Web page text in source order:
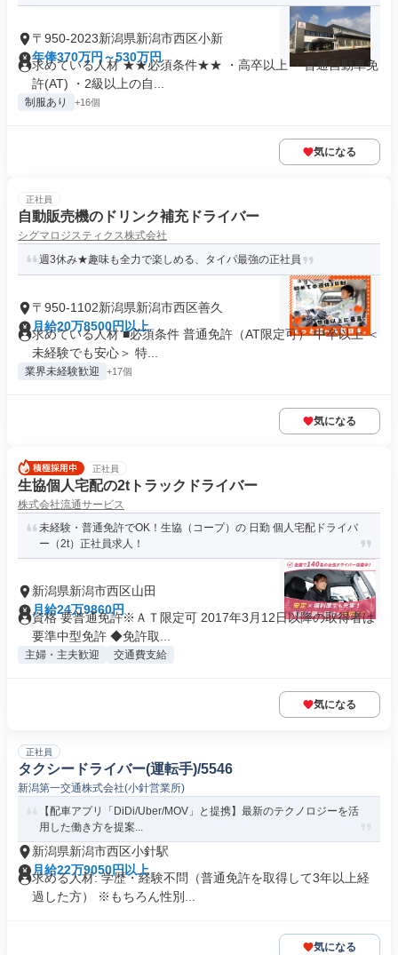
〒950-2023新潟県新潟市西区小新
年俸370万円～530万円
求めている人材 ★★必須条件★★ ・高卒以上 ・普通自動車免
許(AT) ・2級以上の自...
制服あり +16個
気になる
正社員
自動販売機のドリンク補充ドライバー
シグマロジスティクス株式会社
週3休み★趣味も全力で楽しめる、タイパ最強の正社員
〒950-1102新潟県新潟市西区善久
月給20万8500円以上
求めている人材 ■必須条件 普通免許（AT限定可） 中卒以上 ＜
未経験でも安心＞ 特...
業界未経験歓迎 +17個
気になる
正社員
生協個人宅配の2tトラックドライバー
株式会社流通サービス
未経験・普通免許でOK！生協（コープ）の 日勤 個人宅配ドライバ
ー（2t）正社員求人！
新潟県新潟市西区山田
月給24万9860円
資格 要普通免許※ＡＴ限定可 2017年3月12日以降の取得者は
要準中型免許 ◆免許取...
主婦・主夫歓迎 交通費支給
気になる
正社員
タクシードライバー(運転手)/5546
新潟第一交通株式会社(小針営業所)
【配車アプリ「DiDi/Uber/MOV」と提携】最新のテクノロジーを活
用した働き方を提案...
新潟県新潟市西区小針駅
月給22万9050円以上
求める人材: 学歴・経験不問（普通免許を取得して3年以上経
過した方） ※もちろん性別...
気になる